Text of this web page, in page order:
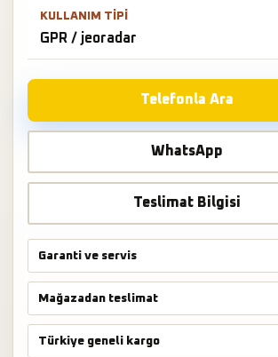
KULLANIM TIPI
GPR / jeoradar
Telefonla Ara
WhatsApp
Teslimat Bilgisi
Garanti ve servis
Mağazadan teslimat
Türkiye geneli kargo